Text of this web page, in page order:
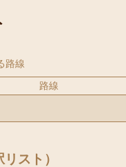
路線
路線
スト）